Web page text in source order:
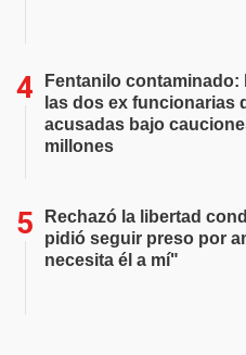
Fentanilo contaminado:
las dos ex funcionarias
acusadas bajo
millones
Rechazó la libertad
pidió seguir preso por
necesita él a mí"